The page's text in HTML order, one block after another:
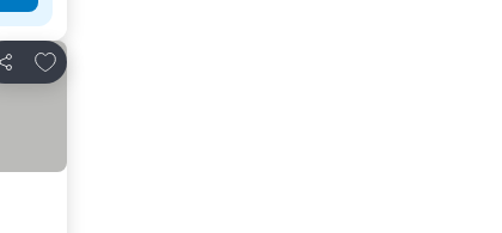
シェア
お気に入りに追加